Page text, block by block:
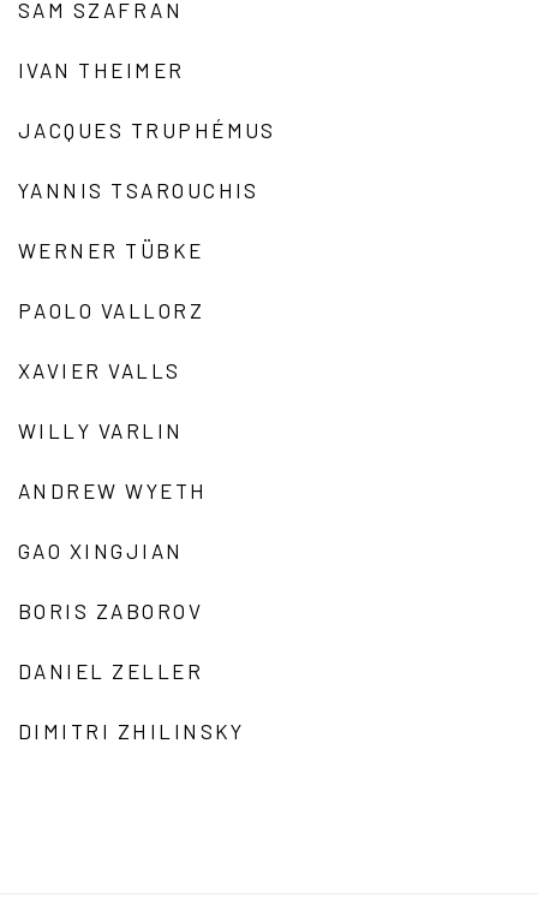
SAM SZAFRAN
IVAN THEIMER
JACQUES TRUPHÉMUS
YANNIS TSAROUCHIS
WERNER TÜBKE
PAOLO VALLORZ
XAVIER VALLS
WILLY VARLIN
ANDREW WYETH
GAO XINGJIAN
BORIS ZABOROV
DANIEL ZELLER
DIMITRI ZHILINSKY